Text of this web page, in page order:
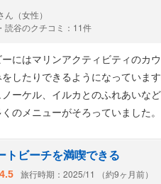
ので1日くらいはバルコニーで夕
ドされたのか1mmもわかりません
トレスは「最上級の眠り」を提供
ているようで、確かに安眠でし
手のよいホテルで結構お気に入り
ん（女性）
読谷のクチコミ：11件
にはマリンアクティビティのカ
をしたりできるようになっていま
ーケル、イルカとのふれあいな
のメニューがそろっていました。
トビーチを満喫できる
4.5
旅行時期：2025/11 （約9ヶ月前）